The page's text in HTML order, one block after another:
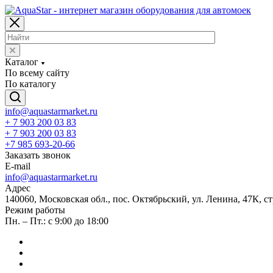
Каталог
По всему сайту
По каталогу
info@aquastarmarket.ru
+ 7 903 200 03 83
+ 7 903 200 03 83
+7 985 693-20-66
Заказать звонок
E-mail
info@aquastarmarket.ru
Адрес
140060, Московская обл., пос. Октябрьский, ул. Ленина, 47К,
Режим работы
Пн. – Пт.: с 9:00 до 18:00